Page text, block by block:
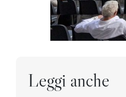
Leggi anche